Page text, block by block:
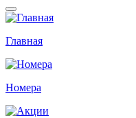
Главная
Номера